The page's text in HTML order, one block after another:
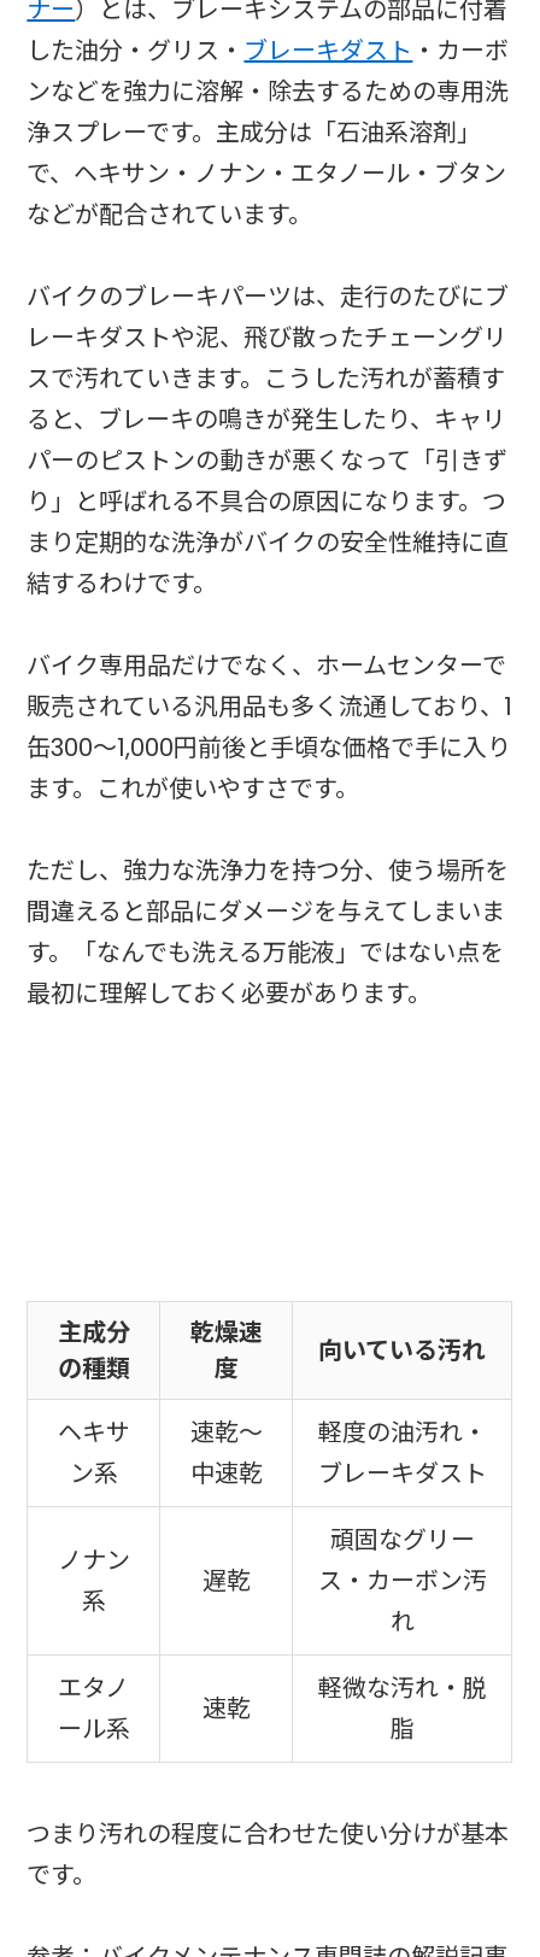
ナー）とは、ブレーキシステムの部品に付着
した油分・グリス・ ブレーキダスト ・カーボ
ンなどを強力に溶解・除去するための専用洗
浄スプレーです。主成分は「石油系溶剤」
で、ヘキサン・ノナン・エタノール・ブタン
などが配合されています。
バイクのブレーキパーツは、走行のたびにブ
レーキダストや泥、飛び散ったチェーングリ
スで汚れていきます。こうした汚れが蓄積す
ると、ブレーキの鳴きが発生したり、キャリ
パーのピストンの動きが悪くなって「引きず
り」と呼ばれる不具合の原因になります。つ
まり定期的な洗浄がバイクの安全性維持に直
結するわけです。
バイク専用品だけでなく、ホームセンターで
販売されている汎用品も多く流通しており、1
缶300〜1,000円前後と手頃な価格で手に入り
ます。これが使いやすさです。
ただし、強力な洗浄力を持つ分、使う場所を
間違えると部品にダメージを与えてしまいま
す。「なんでも洗える万能液」ではない点を
最初に理解しておく必要があります。
主成分
の種類
乾燥速
度
向いている汚れ
ヘキサ
ン系
速乾〜
中速乾
軽度の油汚れ・
ブレーキダスト
ノナン
系
遅乾
頑固なグリー
ス・カーボン汚
れ
エタノ
ール系
速乾
軽微な汚れ・脱
脂
つまり汚れの程度に合わせた使い分けが基本
です。